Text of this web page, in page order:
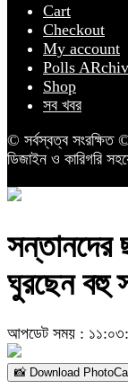
Cart
Checkout
My account
Polls
Shop
সব খবর
© সর্বস্বত্ব সংরক্ষিত
ডিজাইন ও কারিগরি
সন্তানদের
ঘুরছেন বহু
আপডেট সময় :
📸 Download